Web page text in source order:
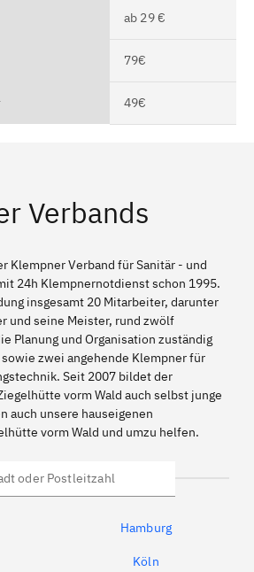
ab 29 €
79€
49€
Verbands
Klempner Verband für Sanitär - und
24h Klempnernotdienst schon 1995.
insgesamt 20 Mitarbeiter, darunter
und seine Meister, rund zwölf
Planung und Organisation zuständig
zwei angehende Klempner für
Seit 2007 bildet der
vorm Wald auch selbst junge
auch unsere hauseigenen
vorm Wald und umzu helfen.
Hamburg
Köln